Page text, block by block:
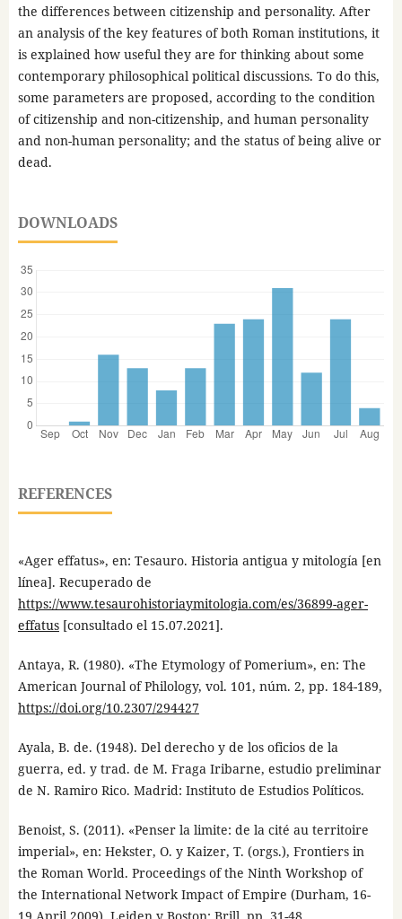
the differences between citizenship and personality. After
an analysis of the key features of both Roman institutions, it
is explained how useful they are for thinking about some
contemporary philosophical political discussions. To do this,
some parameters are proposed, according to the condition
of citizenship and non-citizenship, and human personality
and non-human personality; and the status of being alive or
dead.
DOWNLOADS
REFERENCES
«Ager effatus», en: Tesauro. Historia antigua y mitología [en
línea]. Recuperado de
https://www.tesaurohistoriaymitologia.com/es/36899-ager-
effatus[consultado el 15.07.2021].
Antaya, R. (1980). «The Etymology of Pomerium», en: The
American Journal of Philology, vol. 101, núm. 2, pp. 184-189,
https://doi.org/10.2307/294427
Ayala, B. de. (1948). Del derecho y de los oficios de la
guerra, ed. y trad. de M. Fraga Iribarne, estudio preliminar
de N. Ramiro Rico. Madrid: Instituto de Estudios Políticos.
Benoist, S. (2011). «Penser la limite: de la cité au territoire
imperial», en: Hekster, O. y Kaizer, T. (orgs.), Frontiers in
the Roman World. Proceedings of the Ninth Workshop of
the International Network Impact of Empire (Durham, 16-